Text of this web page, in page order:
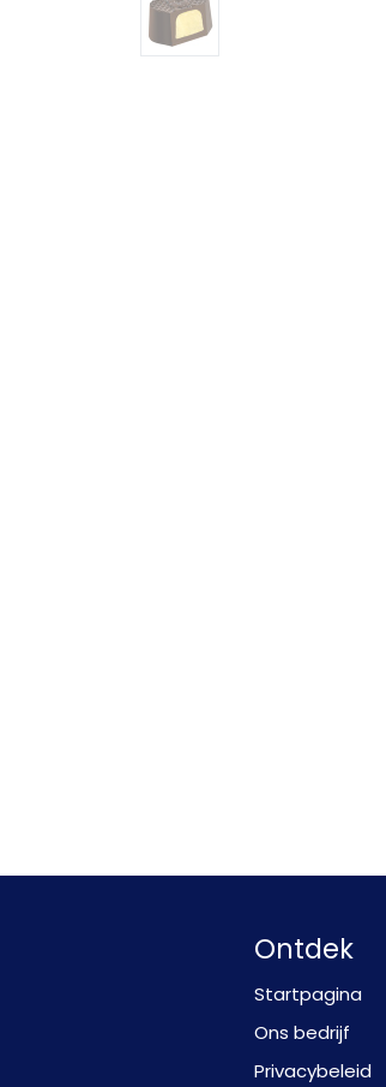
Ontdek
Startpagina
Ons bedrijf
Privacybeleid